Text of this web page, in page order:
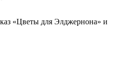
«Цветы для Элджернона» и